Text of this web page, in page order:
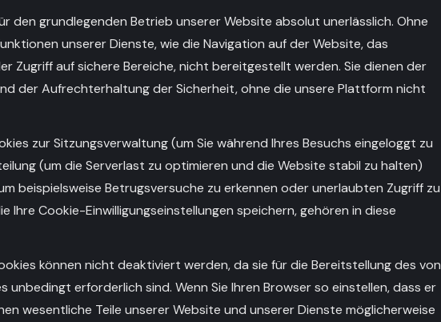
den grundlegenden Betrieb unserer Website absolut unerlässlich. Ohne
unserer Dienste, wie die Navigation auf der Website, das
Zugriff auf sichere Bereiche, nicht bereitgestellt werden. Sie dienen der
der Aufrechterhaltung der Sicherheit, ohne die unsere Plattform nicht
zur Sitzungsverwaltung (um Sie während Ihres Besuchs eingeloggt zu
(um die Serverlast zu optimieren und die Website stabil zu halten)
beispielsweise Betrugsversuche zu erkennen oder unerlaubten Zugriff zu
Ihre Cookie-Einwilligungseinstellungen speichern, gehören in diese
können nicht deaktiviert werden, da sie für die Bereitstellung des von
unbedingt erforderlich sind. Wenn Sie Ihren Browser so einstellen, dass er
wesentliche Teile unserer Website und unserer Dienste möglicherweise